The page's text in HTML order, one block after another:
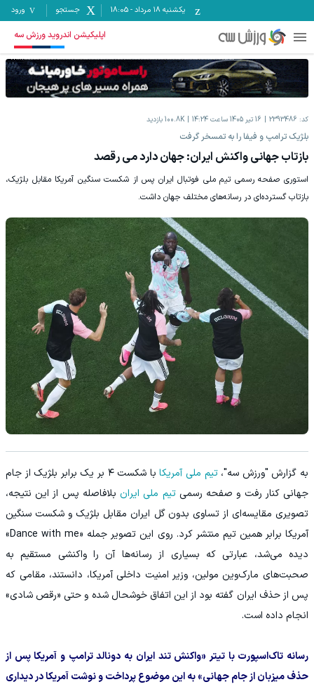
یکشنبه ۱۸ مرداد -
18:05 جستجو ورود
اپلیکیشن اندروید ورزش سه
کد: 2393486 16 تیر 1405 ساعت 14:24 100.8K بازدید
بلژیک ترامپ و فیفا را به تمسخر گرفت
بازتاب جهانی واکنش ایران: جهان دارد می رقصد
استوری صفحه رسمی تیم ملی فوتبال ایران پس از شکست سنگین آمریکا مقابل بلژیک،
بازتاب گسترده‌ای در رسانه‌های مختلف جهان داشت.
به گزارش "ورزش سه"،تیم ملی آمریکا
با شکست ۴ بر یک برابر بلژیک از جام
جهانی کنار رفت و صفحه رسمیتیم ملی ایرانبلافاصله پس از این نتیجه،
تصویری مقایسه‌ای از تساوی بدون گل ایران مقابل بلژیک و شکست سنگین
آمریکا برابر همین تیم منتشر کرد. روی این تصویر جمله «Dance with me»
دیده می‌شد، عبارتی که بسیاری از رسانه‌ها آن را واکنشی مستقیم به
صحبت‌های مارک‌وین مولین، وزیر امنیت داخلی آمریکا، دانستند، مقامی که
پس از حذف ایران گفته بود از این اتفاق خوشحال شده و حتی «رقص شادی»
انجام داده است.
رسانه تاک‌اسپورت با تیتر «واکنش تند ایران به دونالد ترامپ و آمریکا پس از
حذف میزبان از جام جهانی» به این موضوع پرداخت و نوشت آمریکا در دیداری